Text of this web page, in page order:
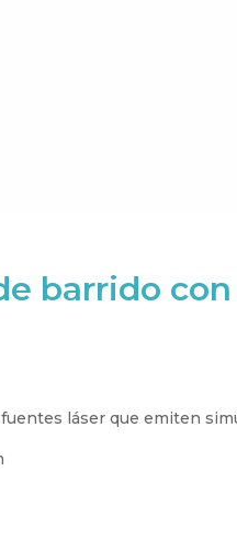
barrido
láser que emiten